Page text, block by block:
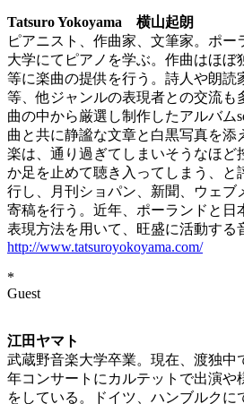
Tatsuro Yokoyama 横山起朗
ピアニスト、作曲家、文筆家。ポー
大学にてピアノを学ぶ。作曲はほぼ
等に楽曲の提供を行う。詩人や朗読
等、他ジャンルの表現者との交流も
曲の中から厳選し制作したアルバム
曲と共に静謐な文章と白黒写真を添
楽は、通り過ぎてしまいそうなほど
か足を止めて聴き入ってしまう、と
行し、月刊ショパン、新聞、ウェブ
寄稿を行う。近年、ポーランドと日
表現方法を用いて、旺盛に活動する
http://www.tatsuroyokoyama.com/
*
Guest
江田ヤマト
武蔵野音楽大学卒業。現在、渡独中
年コンサートにカルテットで出演や
をしている。ドイツ、ハンブルクに